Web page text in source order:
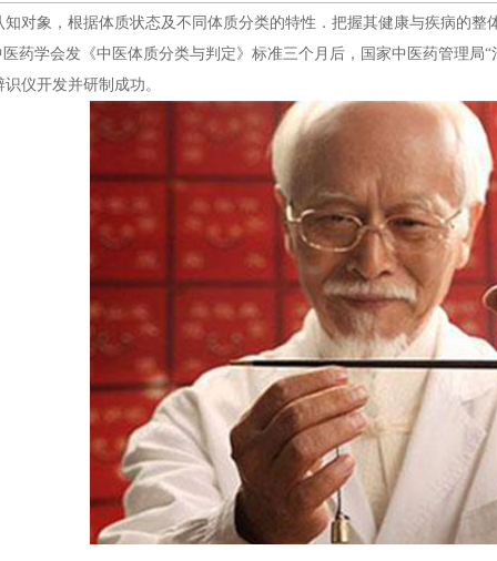
象，根据体质状态及不同体质分类的特性．把握其健康与疾病的整
医药学会发《中医体质分类与判定》标准三个月后，国家中医药管理
识仪开发并研制成功。